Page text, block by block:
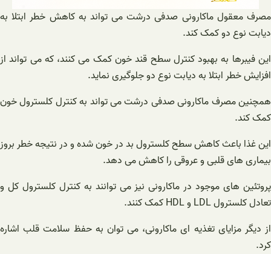
مصرف معقول ماکارونی صدفی درشت می تواند به کاهش خطر ابتلا به
دیابت نوع دو کمک کند.
این فیبرها به بهبود کنترل سطح قند خون کمک می کنند، که می تواند از
افزایش خطر ابتلا به دیابت نوع دو جلوگیری نماید.
همچنین مصرف ماکارونی صدفی درشت می تواند به کنترل کلسترول خون
کمک کند.
این غذا باعث کاهش سطح کلسترول بد در خون شده و در نتیجه خطر بروز
بیماری های قلبی و عروقی را کاهش می دهد.
پروتئین های موجود در ماکارونی نیز می توانند به کنترل کلسترول کل و
تعادل کلسترول LDL و HDL کمک کنند.
از دیگر مزایای تغذیه ای ماکارونی، می توان به حفظ سلامت قلب اشاره
کرد.